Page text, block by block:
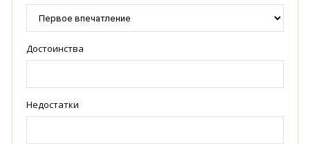
Достоинства
Недостатки